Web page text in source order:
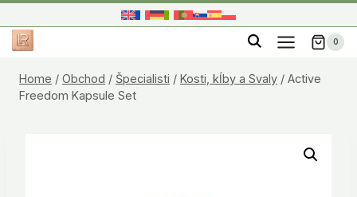
to
content
0
Home / Obchod / Špecialisti / Kosti, kĺby a Svaly / Active
Freedom Kapsule Set